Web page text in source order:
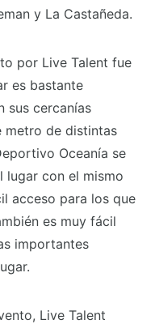
y La Castañeda.
por Live Talent fue
es bastante
sus cercanías
metro de distintas
Oceanía se
lugar con el mismo
acceso para los que
es muy fácil
importantes
Live Talent